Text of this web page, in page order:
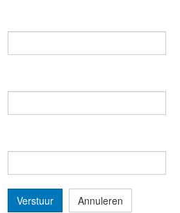
Verstuur Annuleren